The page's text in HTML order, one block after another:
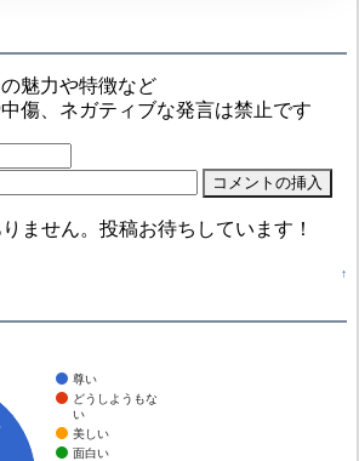
魅力や特徴など
傷、ネガティブな発言は禁止です
ません。投稿お待ちしています！
↑
尊い
どうしようもな
い
美しい
面白い